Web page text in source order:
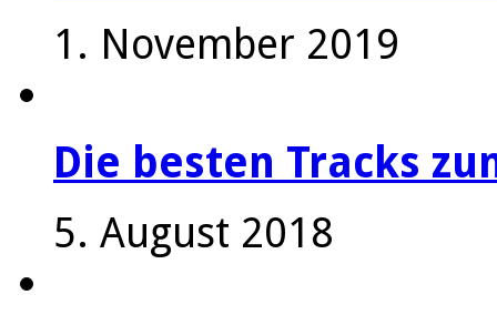
1. November 2019
Die besten Tracks
5. August 2018